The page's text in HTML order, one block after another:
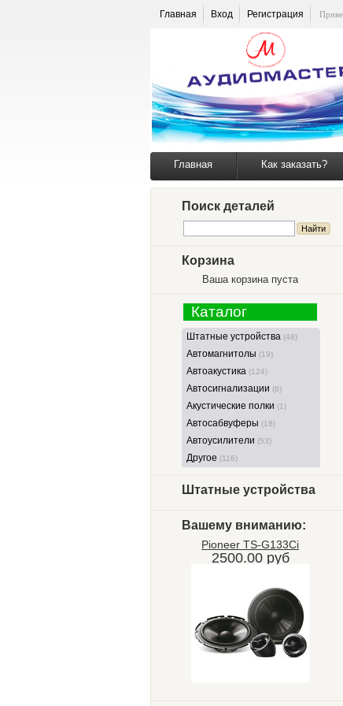
Главная Вход Регистрация
Главная Как заказать?
Поиск деталей
Корзина
Ваша корзина пуста
Каталог
Штатные устройства (48)
Автомагнитолы (19)
Автоакустика (124)
Автосигнализации (8)
Акустические полки (1)
Автосабвуферы (18)
Автоусилители (53)
Другое (116)
Штатные устройства
Вашему вниманию:
Pioneer TS-G133Ci
2500.00 руб